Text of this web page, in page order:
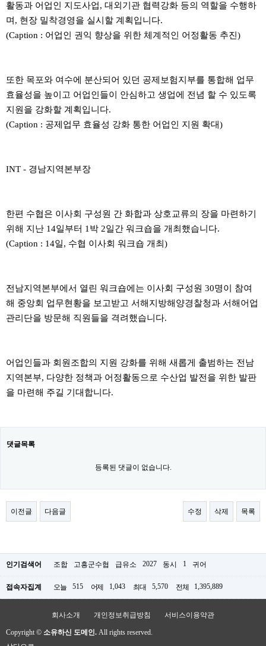
활동과 어업인 지도사업, 대외기관 협력강화 등의 역할을 수행하
며, 현장 밀착경영을 실시할 계획입니다.
(Caption : 어업인 권익 향상을 위한 체계적인 어정활동 추진)
또한 목포와 여수에 분산되어 있던 공제보험지부를 통합해 업무
효율성을 높이고 어업인들이 안심하고 생업에 전념 할 수 있도록
지원을 강화할 계획입니다.
(Caption : 공제업무 효율성 강화 통한 어업인 지원 확대)
INT - 경남지역본부장
한편 수협은 이사회 구성원 간 화합과 상호교류의 장을 마련하기
위해 지난 14일부터 1박 2일간 워크숍을 개최했습니다.
(Caption : 14일, 수협 이사회 워크숍 개최)
전남지역본부에서 열린 워크숍에는 이사회 구성원 30명이 참여
해 중앙회 업무현황을 보고받고 서해지방해양경찰청과 서해어업
관리단을 방문해 직원들을 격려했습니다.
어업인들과 회원조합의 지원 강화를 위해 새롭게 출범하는 전남
지역본부, 다양한 정책과 어정활동으로 수산업 발전을 위한 발판
을 마련해 주길 기대합니다.
댓글목록
등록된 댓글이 없습니다.
이전글 다음글 수정 삭제 목록
인기검색어 조합 고흥군수협 급유소 2027 동시 1 귀어
접속자집계 오늘 515 어제 1,043 최대 5,570 전체 1,395,889
회사소개 개인정보취급방침 서비스이용약관
Copyright © 소유하신 도메인. All rights reserved.